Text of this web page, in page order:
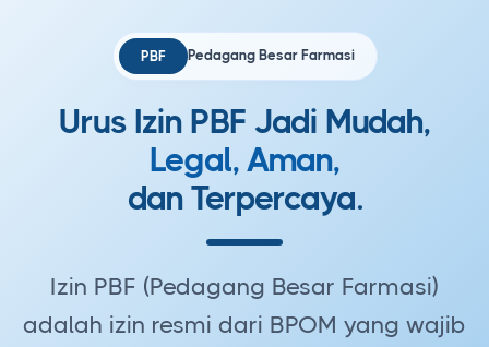
PBF Pedagang Besar Farmasi
Urus Izin PBF Jadi Mudah,
Legal, Aman,
dan Terpercaya.
Izin PBF (Pedagang Besar Farmasi)
adalah izin resmi dari BPOM yang wajib